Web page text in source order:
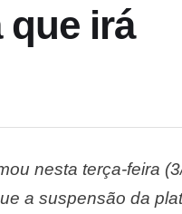
irá
nesta terça-feira
a suspensão da